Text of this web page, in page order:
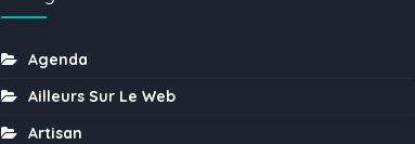
Agenda
Ailleurs Sur Le Web
Artisan